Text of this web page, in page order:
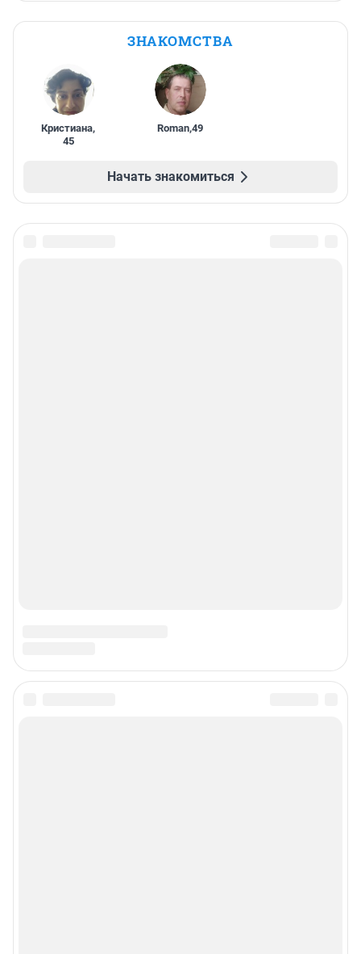
ЗНАКОМСТВА
Кристиана,
45
Roman,49
Начать знакомиться